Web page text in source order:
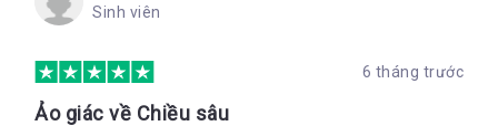
Sinh viên
6 tháng trước
Ảo giác về Chiều sâu